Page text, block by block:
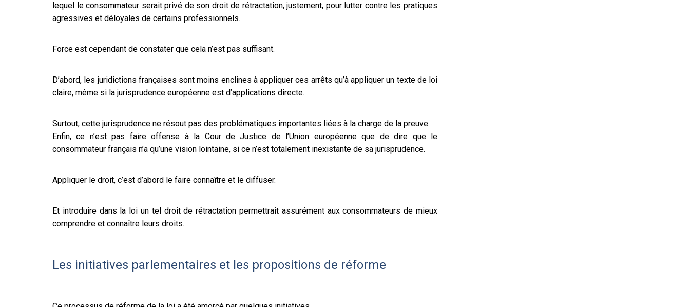
lequel le consommateur serait privé de son droit de rétractation, justement, pour lutter contre les pratiques
agressives et déloyales de certains professionnels.
Force est cependant de constater que cela n’est pas suffisant.
D’abord, les juridictions françaises sont moins enclines à appliquer ces arrêts qu’à appliquer un texte de loi
claire, même si la jurisprudence européenne est d’applications directe.
Surtout, cette jurisprudence ne résout pas des problématiques importantes liées à la charge de la preuve.
Enfin, ce n’est pas faire offense à la Cour de Justice de l’Union européenne que de dire que le
consommateur français n’a qu’une vision lointaine, si ce n’est totalement inexistante de sa jurisprudence.
Appliquer le droit, c’est d’abord le faire connaître et le diffuser.
Et introduire dans la loi un tel droit de rétractation permettrait assurément aux consommateurs de mieux
comprendre et connaître leurs droits.
Les initiatives parlementaires et les propositions de réforme